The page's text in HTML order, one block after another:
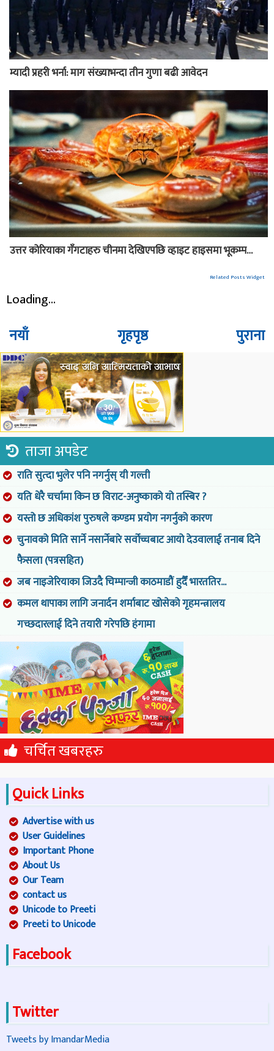
म्यादी प्रहरी भर्ना: माग संख्याभन्दा तीन गुणा बढी आवेदन
उत्तर कोरियाका गँगटाहरु चीनमा देखिएपछि व्हाइट हाइसमा भूकम्प…
Related Posts Widget
Loading...
नयाँ पुराना
गृहपृष्ठ
ताजा अपडेट
राति सुत्दा भुलेर पनि नगर्नुस् यी गल्ती
यति धेरै चर्चामा किन छ विराट-अनुष्काको यो तस्बिर ?
यस्तो छ अधिकांश पुरुषले कण्डम प्रयोग नगर्नुको कारण
चुनावको मिति सार्ने नसार्नेबारे सर्वोच्चबाट आयो देउवालाई तनाब दिने
फैसला (पत्रसहित)
जब नाइजेरियाका जिउदै चिम्पान्जी काठमाडौं हुदैँ भारततिर...
कमल थापाका लागि जनार्दन शर्माबाट खोसेको गृहमन्त्रालय
गच्छदारलाई दिने तयारी गरेपछि हंगामा
चर्चित खबरहरु
Quick Links
Advertise with us
User Guidelines
Important Phone
About Us
Our Team
contact us
Unicode to Preeti
Preeti to Unicode
Facebook
Twitter
Tweets by ImandarMedia